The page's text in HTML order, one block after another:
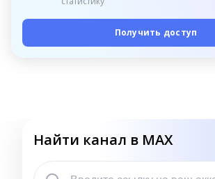
Получить доступ
Найти канал в MAX